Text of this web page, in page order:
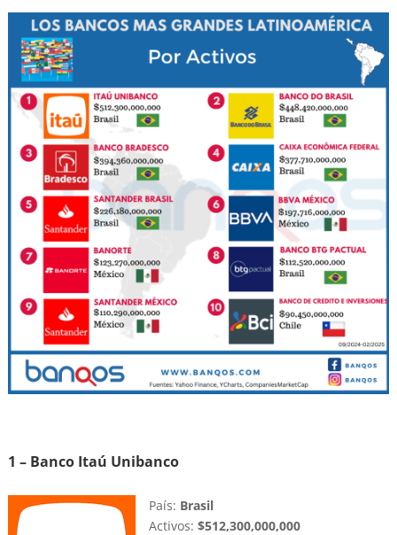
1 – Banco Itaú Unibanco
País: Brasil
Activos: $512,300,000,000